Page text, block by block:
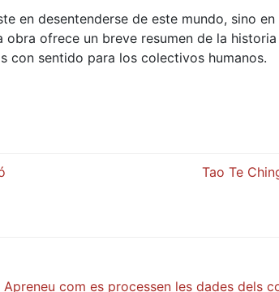
en desentenderse de este mundo, sino
ofrece un breve resumen de la
con sentido para los colectivos humanos.
Tao Te
Apreneu com es processen les dades dels